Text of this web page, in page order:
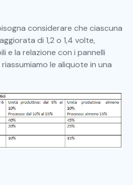
considerare che ciascuna
di 1,2 o 1,4 volte,
e la relazione con i pannelli
le aliquote in una